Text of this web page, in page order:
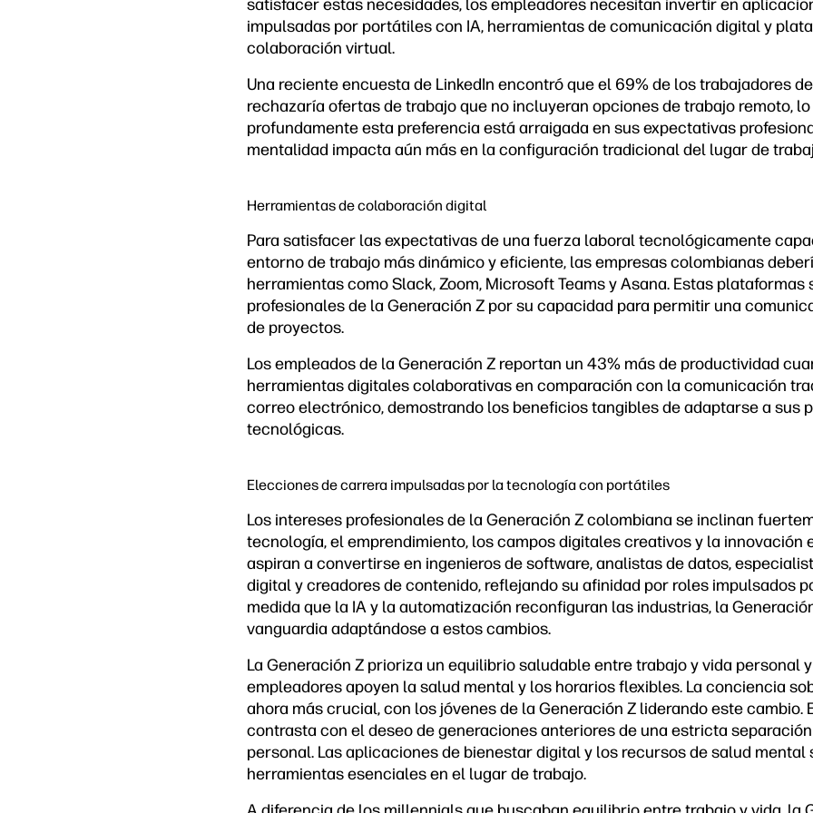
satisfacer estas necesidades, los empleadores necesitan invertir en
impulsadas por portátiles con IA, herramientas de comunicación digital y
colaboración virtual.
Una reciente encuesta de LinkedIn encontró que el 69% de los trabajadores
rechazaría ofertas de trabajo que no incluyeran opciones de trabajo remoto,
profundamente esta preferencia está arraigada en sus expectativas
mentalidad impacta aún más en la configuración tradicional del lugar de
Herramientas de colaboración digital
Para satisfacer las expectativas de una fuerza laboral tecnológicamente
entorno de trabajo más dinámico y eficiente, las empresas colombianas
herramientas como Slack, Zoom, Microsoft Teams y Asana. Estas
profesionales de la Generación Z por su capacidad para permitir una
de proyectos.
Los empleados de la Generación Z reportan un 43% más de productividad
herramientas digitales colaborativas en comparación con la comunicación
correo electrónico, demostrando los beneficios tangibles de adaptarse a sus
tecnológicas.
Elecciones de carrera impulsadas por la tecnología con portátiles
Los intereses profesionales de la Generación Z colombiana se inclinan
tecnología, el emprendimiento, los campos digitales creativos y la innovación
aspiran a convertirse en ingenieros de software, analistas de datos,
digital y creadores de contenido, reflejando su afinidad por roles impulsados
medida que la IA y la automatización reconfiguran las industrias, la
vanguardia adaptándose a estos cambios.
La Generación Z prioriza un equilibrio saludable entre trabajo y vida personal
empleadores apoyen la salud mental y los horarios flexibles. La conciencia
ahora más crucial, con los jóvenes de la Generación Z liderando este cambio.
contrasta con el deseo de generaciones anteriores de una estricta
personal. Las aplicaciones de bienestar digital y los recursos de salud mental
herramientas esenciales en el lugar de trabajo.